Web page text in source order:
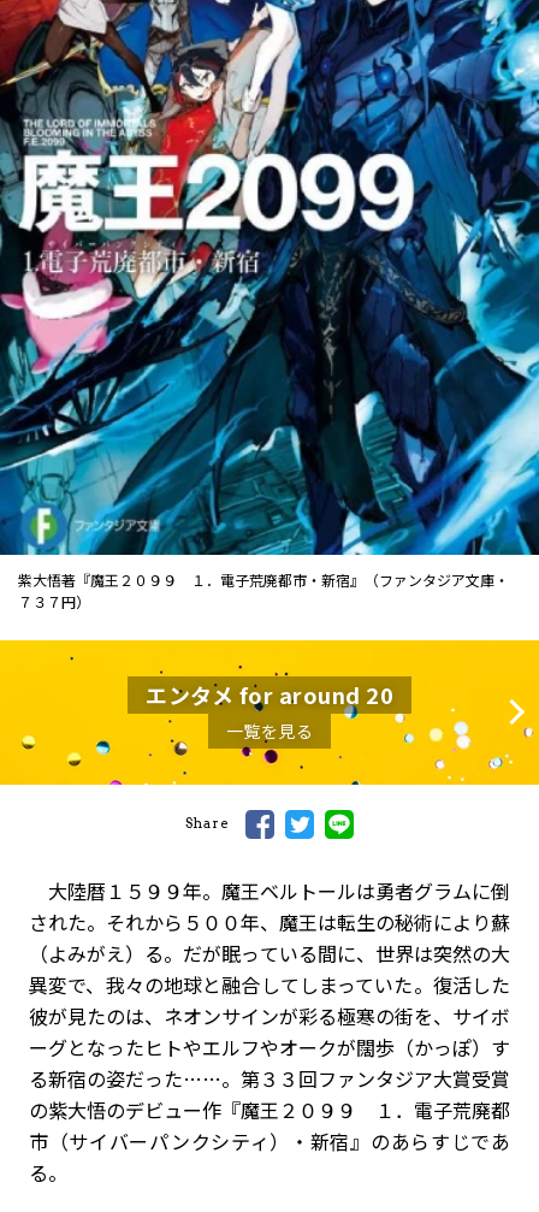
紫大悟著『魔王２０９９ １．電子荒廃都市・新宿』（ファンタジア文庫・
７３７円）
エンタメ for around 20
一覧を見る
Share
大陸暦１５９９年。魔王ベルトールは勇者グラムに倒
された。それから５００年、魔王は転生の秘術により蘇
（よみがえ）る。だが眠っている間に、世界は突然の大
異変で、我々の地球と融合してしまっていた。復活した
彼が見たのは、ネオンサインが彩る極寒の街を、サイボ
ーグとなったヒトやエルフやオークが闊歩（かっぽ）す
る新宿の姿だった……。第３３回ファンタジア大賞受賞
の紫大悟のデビュー作『魔王２０９９ １．電子荒廃都
市（サイバーパンクシティ）・新宿』のあらすじであ
る。